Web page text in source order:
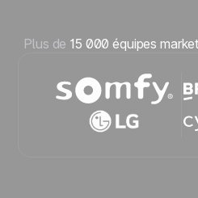
Plus de 15 000 équipes